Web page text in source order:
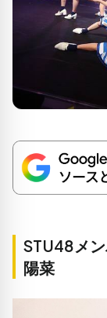
STU48メ
陽菜